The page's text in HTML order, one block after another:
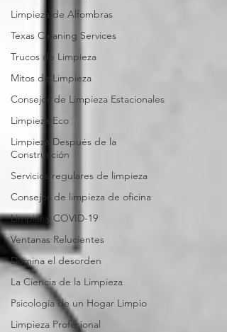
Limpieza de Alfombras
Texas Cleaning Services
Trucos de Limpieza
Mitos de Limpieza
Consejos de Limpieza Estacionales
Limpieza Eco
Limpieza Después de la
Construcción
Servicios regulares de limpieza
Consejos de limpieza de oficina
Limpiar y COVID-19
Ventanas Relucientes
Domina el desorden
La Ciencia de la Limpieza
Psicología de un Hogar Limpio
Limpieza Profesional